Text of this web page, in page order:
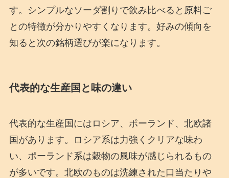
す。シンプルなソーダ割りで飲み比べると原料ご
との特徴が分かりやすくなります。好みの傾向を
知ると次の銘柄選びが楽になります。
代表的な生産国と味の違い
代表的な生産国にはロシア、ポーランド、北欧諸
国があります。ロシア系は力強くクリアな味わ
い、ポーランド系は穀物の風味が感じられるもの
が多いです。北欧のものは洗練された口当たりや